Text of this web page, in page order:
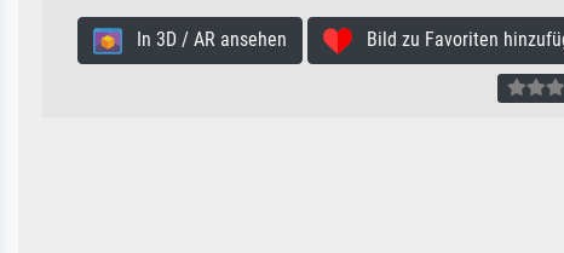
In 3D / AR ansehen Bild zu Favoriten